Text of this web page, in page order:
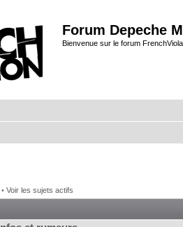
Forum Depeche
Bienvenue sur le forum
• Voir les sujets actifs